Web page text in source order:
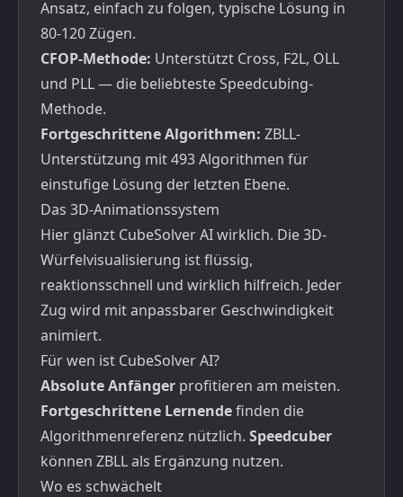
Ansatz, einfach zu folgen, typische Lösung in
80-120 Zügen.
CFOP-Methode: Unterstützt Cross, F2L, OLL
und PLL — die beliebteste Speedcubing-
Methode.
Fortgeschrittene Algorithmen: ZBLL-
Unterstützung mit 493 Algorithmen für
einstufige Lösung der letzten Ebene.
Das 3D-Animationssystem
Hier glänzt CubeSolver AI wirklich. Die 3D-
Würfelvisualisierung ist flüssig,
reaktionsschnell und wirklich hilfreich. Jeder
Zug wird mit anpassbarer Geschwindigkeit
animiert.
Für wen ist CubeSolver AI?
Absolute Anfänger profitieren am meisten.
Fortgeschrittene Lernendefinden die
Algorithmenreferenz nützlich. Speedcuber
können ZBLL als Ergänzung nutzen.
Wo es schwächelt